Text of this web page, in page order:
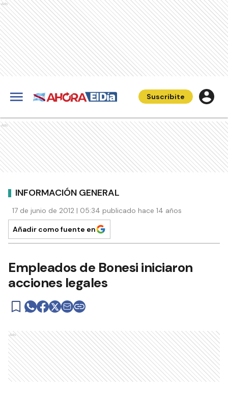
Ads
Suscribite
Ads
INFORMACIÓN GENERAL
17 de junio de 2012 | 05:34 publicado hace 14 años
Añadir como fuente en
Empleados de Bonesi iniciaron
acciones legales
Ads